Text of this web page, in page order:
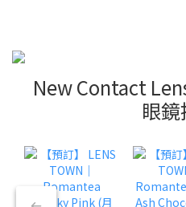
New Contact
眼